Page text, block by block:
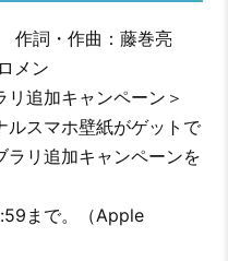
詞・作曲：藤巻亮
メン
追加キャンペーン＞
ルスマホ壁紙がゲットで
リ追加キャンペーンを
まで。（Apple